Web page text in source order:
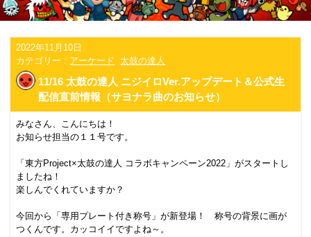
2022年11月10日
カテゴリー : アーケード 太鼓の達人
11/16 太鼓の達人 ニジイロVer.アップデート＆公式生
配信直前情報（サヨナラ曲のお知らせ）
みなさん、こんにちは！
お知らせ担当の１１号です。
「東方Project×太鼓の達人 コラボキャンペーン2022」がスタートし
ましたね！
楽しんでくれていますか？
今回から「専用プレート付き称号」が新登場！ 称号の背景に画が
つくんです。カッコイイですよね～。